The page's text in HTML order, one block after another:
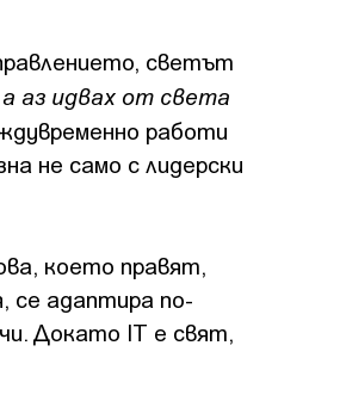
светът
аз идвах от света
работи
не само с лидерски
което правят,
се адаптира по-
Докато IT е свят,